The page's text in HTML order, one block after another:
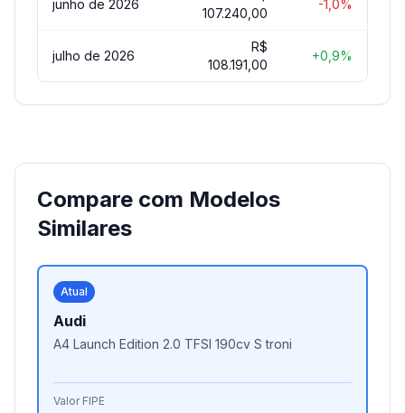
junho de 2026
107.240,00
-1,0%
julho de 2026
R$
108.191,00
+0,9%
Compare com Modelos
Similares
Atual
Audi
A4 Launch Edition 2.0 TFSI 190cv S troni
Valor FIPE